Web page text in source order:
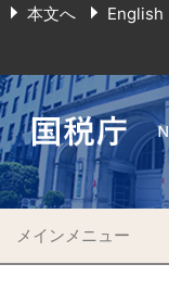
本文へ English
メインメニュー